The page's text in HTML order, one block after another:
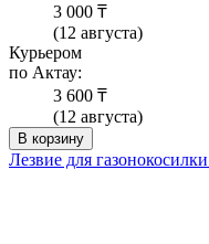
3 000 ₸
(12 августа)
Курьером
по Актау:
3 600 ₸
(12 августа)
В корзину
Лезвие для